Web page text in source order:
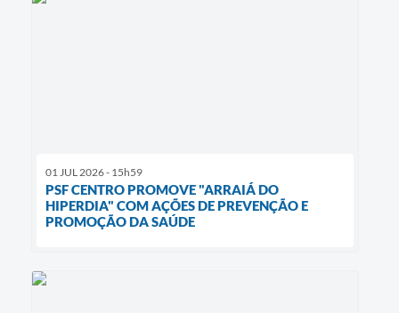
01 JUL 2026 - 15h59
PSF CENTRO PROMOVE "ARRAIÁ DO
HIPERDIA" COM AÇÕES DE PREVENÇÃO E
PROMOÇÃO DA SAÚDE